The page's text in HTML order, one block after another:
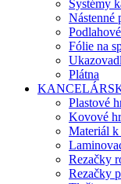
Systémy
Nástenné
Fólie na
Plátna
Plastové
Kovové
Materiál k
Rezačky
Rezačky